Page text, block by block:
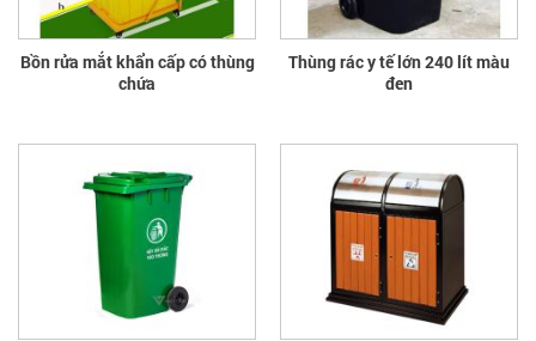
Bồn rửa mắt khẩn cấp có thùng
chứa
Thùng rác y tế lớn 240 lít màu
đen